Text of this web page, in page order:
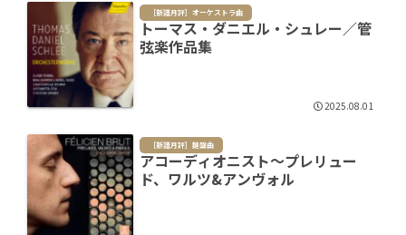
［新譜月評］オーケストラ曲
トーマス・ダニエル・シュレー／管
弦楽作品集
2025.08.01
［新譜月評］鍵盤曲
アコーディオニスト～プレリュー
ド、ワルツ&アンヴォル